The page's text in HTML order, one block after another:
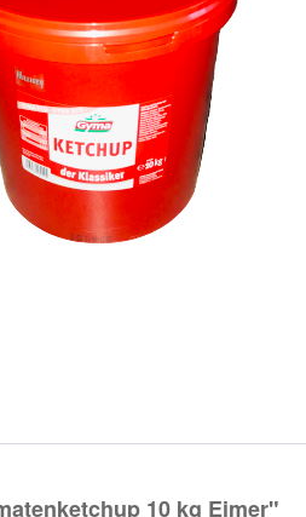
10 kg Eimer"